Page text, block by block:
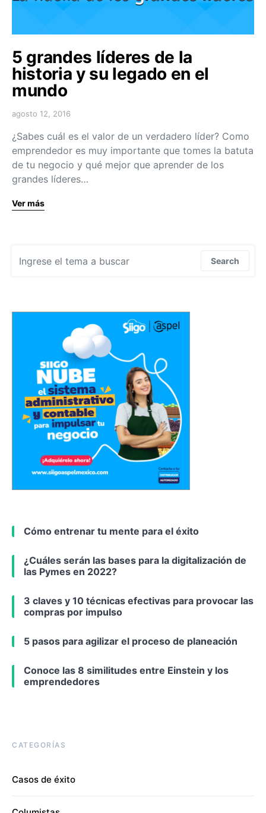
5 grandes líderes de la
historia y su legado en el
mundo
agosto 12, 2016
¿Sabes cuál es el valor de un verdadero líder? Como
emprendedor es muy importante que tomes la batuta
de tu negocio y qué mejor que aprender de los
grandes líderes…
Ver más
Search
Cómo entrenar tu mente para el éxito
¿Cuáles serán las bases para la digitalización de
las Pymes en 2022?
3 claves y 10 técnicas efectivas para provocar las
compras por impulso
5 pasos para agilizar el proceso de planeación
Conoce las 8 similitudes entre Einstein y los
emprendedores
CATEGORÍAS
Casos de éxito